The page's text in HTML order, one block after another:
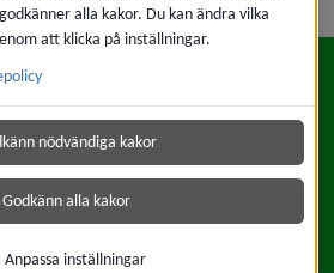
till annan webbplats, öppnas i nytt
alla kakor. Du kan ändra vilka
att klicka på inställningar.
nödvändiga kakor
Godkänn alla kakor
Anpassa inställningar